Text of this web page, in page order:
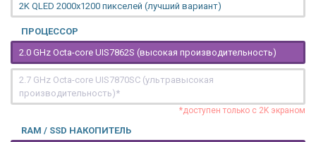
2K QLED 2000х1200 пикселей (лучший вариант)
ПРОЦЕССОР
2.0 GHz Octa-core UIS7862S (высокая производительность)
2.7 GHz Octa-core UIS7870SC (ультравысокая
производительность)*
*доступен только с 2K экраном
RAM / SSD НАКОПИТЕЛЬ